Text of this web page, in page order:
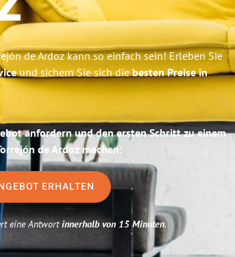
de Ardoz kann so einfach sein! Erleben Sie
und sichern Sie sich diebesten Preise in
anfordern und den ersten Schritt zu einem
de Ardoz machen:
ERHALTEN
eine Antwortinnerhalb von 15 Minuten.